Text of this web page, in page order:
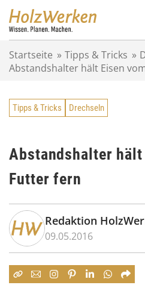
Startseite » Tipps & Tricks »
Abstandshalter hält Eisen
Tipps & Tricks Drechseln
Abstandshalter hält
Futter fern
Redaktion
09.05.2016